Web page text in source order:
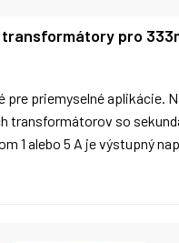
transformátory pro
pre priemyselné aplikácie.
transformátorov so
1 alebo 5 A je výstupný